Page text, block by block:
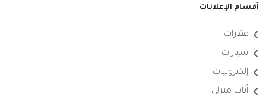
أقسام الإعلانات
عقارات
سيارات
إلكترونيات
أثاث منزلي